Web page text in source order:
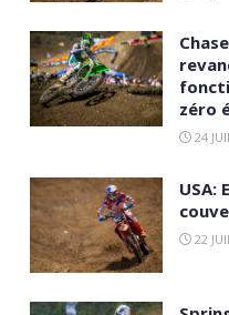
zéro
24
USA:
22